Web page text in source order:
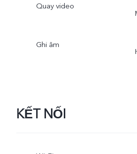
Quay video
Ghi âm
KẾT NỐI